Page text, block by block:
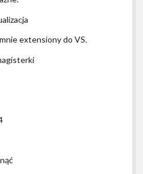
extensiony do VS.